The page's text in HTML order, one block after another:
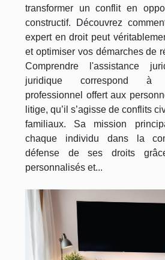
transformer un conflit en
constructif. Découvrez
expert en droit peut
et optimiser vos démarches de
Comprendre l'assistance
juridique correspond à
professionnel offert aux
litige, qu’il s’agisse de conflits
familiaux. Sa mission
chaque individu dans la
défense de ses droits
personnalisés et...